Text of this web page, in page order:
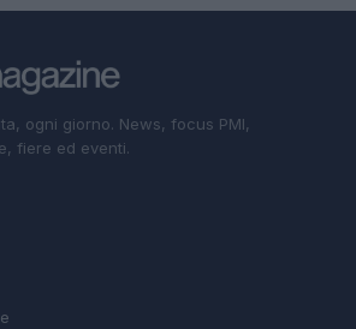
ogni giorno. News, focus PMI,
fiere ed eventi.